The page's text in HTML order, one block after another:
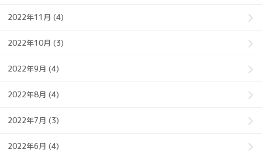
2022年11月 (4)
2022年10月 (3)
2022年9月 (4)
2022年8月 (4)
2022年7月 (3)
2022年6月 (4)